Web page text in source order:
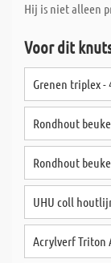
Hij is niet alleen
Voor dit
Grenen triplex -
Rondhout
Rondhout
UHU coll
Acrylverf Triton